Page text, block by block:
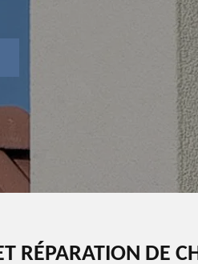
RÉPARATION DE